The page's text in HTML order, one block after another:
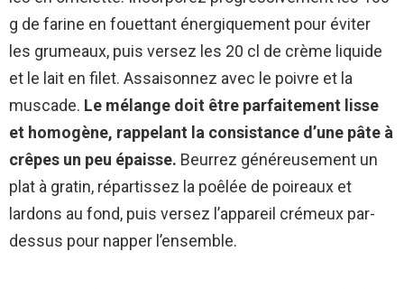
g de farine en fouettant énergiquement pour éviter
les grumeaux, puis versez les 20 cl de crème liquide
et le lait en filet. Assaisonnez avec le poivre et la
muscade. Le mélange doit être parfaitement lisse
et homogène, rappelant la consistance d’une pâte à
crêpes un peu épaisse. Beurrez généreusement un
plat à gratin, répartissez la poêlée de poireaux et
lardons au fond, puis versez l’appareil crémeux par-
dessus pour napper l’ensemble.